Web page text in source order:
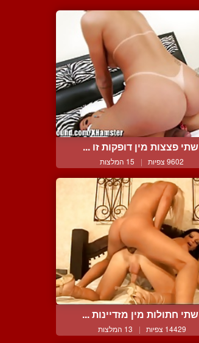
שתי פצצות מין דופקות זו ...
9602 צפיות | 15 המלצות
שתי חתולות מין מזדיינות ...
14429 צפיות | 13 המלצות